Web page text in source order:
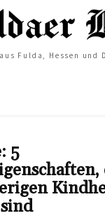
Fulda, Hessen und
5